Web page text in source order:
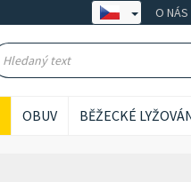
O NÁS
OBUV BĚŽECKÉ